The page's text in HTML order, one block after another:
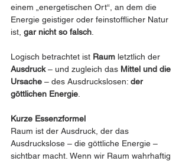
einem „energetischen Ort“, an dem die
Energie geistiger oder feinstofflicher Natur
ist, gar nicht so falsch
Logisch betrachtet ist Raum letztlich der
Ausdruck – und zugleich das Mittel und die
Ursache – des Ausdruckslosen: der
göttlichen Energie
Kurze Essenzformel
Raum ist der Ausdruck, der das
Ausdruckslose – die göttliche Energie –
sichtbar macht. Wenn wir Raum wahrhaftig